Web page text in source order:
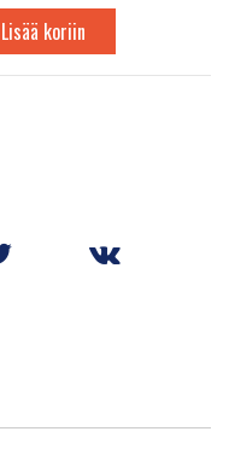
Lisää koriin